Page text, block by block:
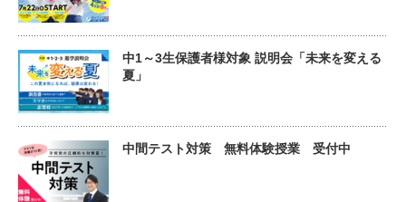
中1～3生保護者様対象 説明会「未来を変える
夏」
中間テスト対策 無料体験授業 受付中